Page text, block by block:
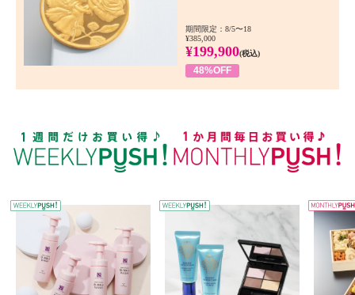
期間限定：8/5〜18
¥385,000
¥199,900(税込)
48%OFF
WEEKLY PUSH